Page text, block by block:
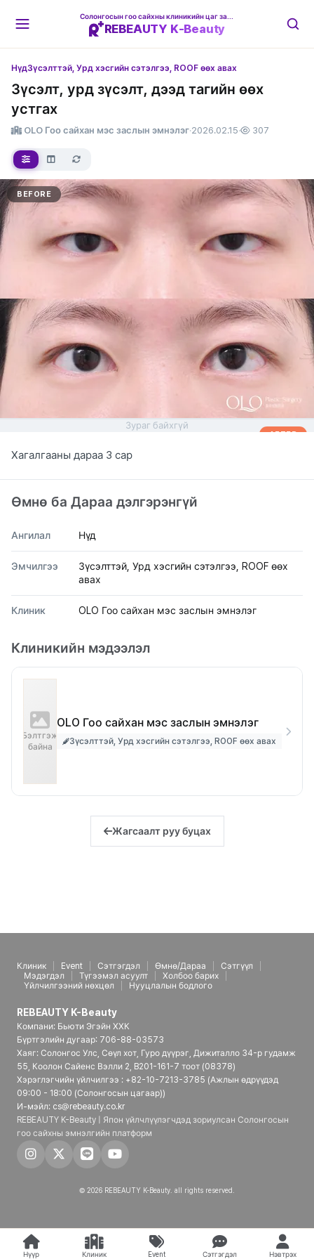
REBEAUTY K-Beauty
НүдЗүсэлттэй, Урд хэсгийн сэтэлгээ, ROOF өөх авах
Зүсэлт, урд зүсэлт, дээд тагийн өөх
устгах
OLO Гоо сайхан мэс заслын эмнэлэг·2026.02.15· 307
BEFORE
AFTER
Зураг байхгүй
Хагалгааны дараа 3 сар
Өмнө ба Дараа дэлгэрэнгүй
Ангилал Нүд
Эмчилгээ
Зүсэлттэй, Урд хэсгийн сэтэлгээ, ROOF өөх
авах
Клиник OLO Гоо сайхан мэс заслын эмнэлэг
Клиникийн мэдээлэл
Бэлтгэж
байна
OLO Гоо сайхан мэс заслын эмнэлэг
Зүсэлттэй, Урд хэсгийн сэтэлгээ, ROOF өөх авах
Жагсаалт руу буцах
Клиник Event Сэтгэгдэл Өмнө/Дараа
Сэтгүүл
Мэдэгдэл
Түгээмэл асуулт
Холбоо барих
Үйлчилгээний нөхцөл
Нууцлалын бодлого
REBEAUTY K-Beauty
Компани: Бьюти Эгэйн ХХК
Бүртгэлийн дугаар: 706-88-03573
Хаяг: Солонгос Улс, Сөүл хот, Гуро дүүрэг, Дижиталло 34-р гудамж
55, Коолон Сайенс Вэлли 2, B201-161-7 тоот (08378)
Хэрэглэгчийн үйлчилгээ : +82-10-7213-3785 (Ажлын өдрүүдэд
09:00 - 18:00 (Солонгосын цагаар))
И-мэйл: cs@rebeauty.co.kr
REBEAUTY K-Beauty | Япон үйлчлүүлэгчдэд зориулсан Солонгосын
гоо сайхны эмнэлгийн платформ
© 2026 REBEAUTY K-Beauty. all rights reserved.
Нүүр Клиник Event Сэтгэгдэл Нэвтрэх